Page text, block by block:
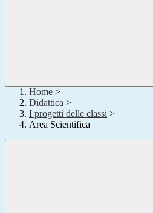
Home >
Didattica >
I progetti delle classi >
Area Scientifica